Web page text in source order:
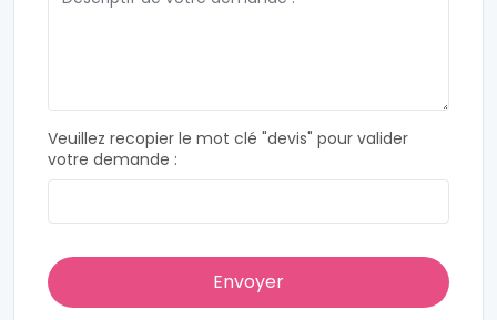
Veuillez recopier le mot clé "devis" pour valider
votre demande :